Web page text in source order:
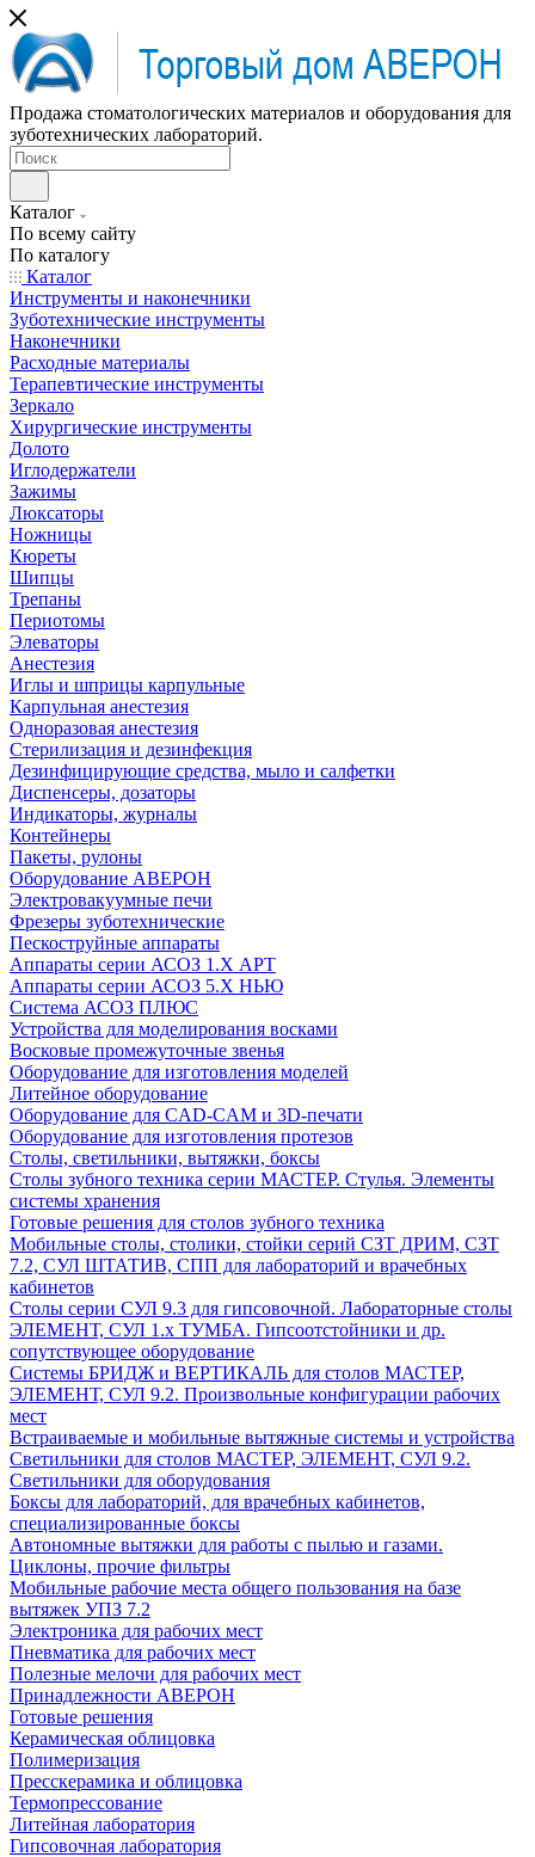
Продажа стоматологических материалов и оборудования для
зуботехнических лабораторий.
Каталог
По всему сайту
По каталогу
Каталог
Инструменты и наконечники
Зуботехнические инструменты
Наконечники
Расходные материалы
Терапевтические инструменты
Зеркало
Хирургические инструменты
Долото
Иглодержатели
Зажимы
Люксаторы
Ножницы
Кюреты
Шипцы
Трепаны
Периотомы
Элеваторы
Анестезия
Иглы и шприцы карпульные
Карпульная анестезия
Одноразовая анестезия
Стерилизация и дезинфекция
Дезинфицирующие средства, мыло и салфетки
Диспенсеры, дозаторы
Индикаторы, журналы
Контейнеры
Пакеты, рулоны
Оборудование АВЕРОН
Электровакуумные печи
Фрезеры зуботехнические
Пескоструйные аппараты
Аппараты серии АСОЗ 1.Х АРТ
Аппараты серии АСОЗ 5.Х НЬЮ
Система АСОЗ ПЛЮС
Устройства для моделирования восками
Восковые промежуточные звенья
Оборудование для изготовления моделей
Литейное оборудование
Оборудование для CAD-CAM и 3D-печати
Оборудование для изготовления протезов
Cтолы, светильники, вытяжки, боксы
Столы зубного техника серии МАСТЕР. Стулья. Элементы
системы хранения
Готовые решения для столов зубного техника
Мобильные столы, столики, стойки серий СЗТ ДРИМ, СЗТ
7.2, СУЛ ШТАТИВ, СПП для лабораторий и врачебных
кабинетов
Столы серии СУЛ 9.3 для гипсовочной. Лабораторные столы
ЭЛЕМЕНТ, СУЛ 1.х ТУМБА. Гипсоотстойники и др.
сопутствующее оборудование
Системы БРИДЖ и ВЕРТИКАЛЬ для столов МАСТЕР,
ЭЛЕМЕНТ, СУЛ 9.2. Произвольные конфигурации рабочих
мест
Встраиваемые и мобильные вытяжные системы и устройства
Светильники для столов МАСТЕР, ЭЛЕМЕНТ, СУЛ 9.2.
Светильники для оборудования
Боксы для лабораторий, для врачебных кабинетов,
специализированные боксы
Автономные вытяжки для работы с пылью и газами.
Циклоны, прочие фильтры
Мобильные рабочие места общего пользования на базе
вытяжек УПЗ 7.2
Электроника для рабочих мест
Пневматика для рабочих мест
Полезные мелочи для рабочих мест
Принадлежности АВЕРОН
Готовые решения
Керамическая облицовка
Полимеризация
Пресскерамика и облицовка
Термопрессование
Литейная лаборатория
Гипсовочная лаборатория